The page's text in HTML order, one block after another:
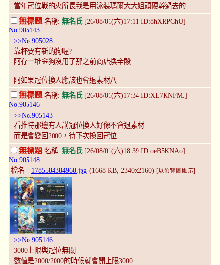
當年冠位戰的火所長我是用泳裝瑪爾大大姐頭硬幹過去的
無標題 名稱: 無名氏[26/08/01(六)17:11 ID:8hXRPChU]
No.905143
>>No.905028
靠杯要有新的狗喔?
阿存一堆金狗沒用了那之前商店換辛酸
阿如果冠位換人應該也會退素材八
無標題 名稱: 無名氏[26/08/01(六)17:34 ID:XL7KNFM.]
No.905146
>>No.905143
看推特那邊有人講冠位換人好像不會退素材
而是會變回2000，待下次換回冠位
無標題名稱: 無名氏[26/08/01(六)18:39 ID:oeB5KNAo]
No.905148
檔名： 1785584384960.jpg-(1668 KB, 2340x2160) [以預覽圖顯示]
>>No.905146
3000上限與冠位無關
數值是2000/2000的時候就會開上限3000